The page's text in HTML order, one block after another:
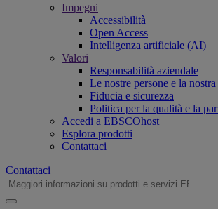
Impegni
Accessibilità
Open Access
Intelligenza artificiale (AI)
Valori
Responsabilità aziendale
Le nostre persone e la
Fiducia e sicurezza
Politica per la qualità e la
Accedi a EBSCOhost
Esplora prodotti
Contattaci
Contattaci